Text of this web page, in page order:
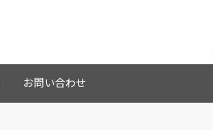
お問い合わせ